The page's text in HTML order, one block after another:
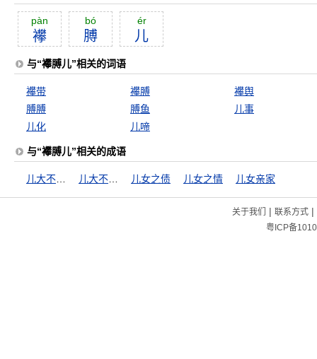
pàn
襻
bó
膊
ér
儿
与“襻膊儿”相关的词语
襻带 襻膊
襻舆
膊膊
膊鱼
儿事
儿化
儿啼
与“襻膊儿”相关的成语
儿女之债 儿女之情 儿女亲家
关于我们 | 联系方式|
粤ICP备